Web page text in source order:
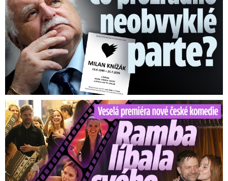
Veselá premiéra nové české komedie: Ramba líbala Mádla